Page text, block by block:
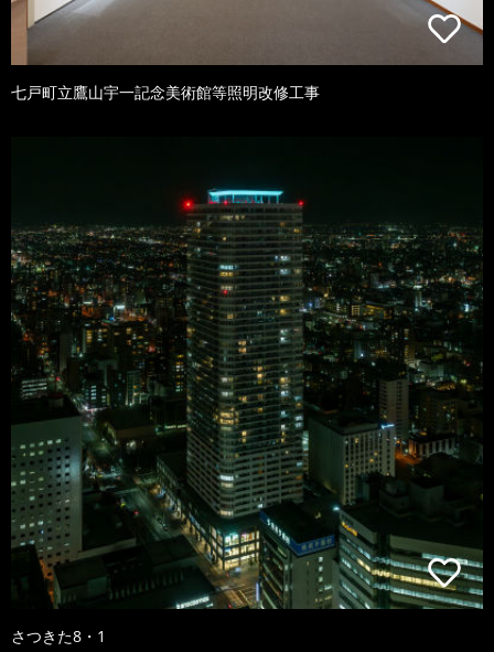
七戸町立鷹山宇一記念美術館等照明改修工事
さつきた8・1